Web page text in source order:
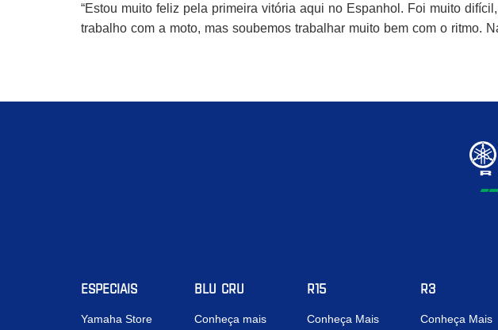
“Estou muito feliz pela primeira vitória aqui no Espanhol. Foi muito
trabalho com a moto, mas soubemos trabalhar muito bem com o ritmo.
ESPECIAIS
Yamaha Store
BLU CRU
Conheça mais
R15
Conheça Mais
R3
Conheça Mais